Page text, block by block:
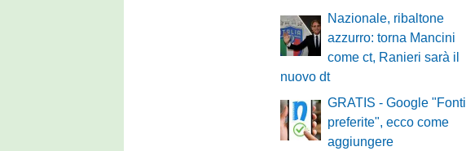
Nazionale, ribaltone
azzurro: torna Mancini
come ct, Ranieri sarà il
nuovo dt
GRATIS - Google "Fonti
preferite", ecco come
aggiungere